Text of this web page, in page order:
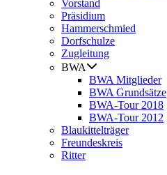
Vorstand
Präsidium
Hammerschmied
Dorfschulze
Zugleitung
BWA
BWA Mitglieder
BWA Grundsätze
BWA-Tour 2018
BWA-Tour 2012
Blaukittelträger
Freundeskreis
Ritter